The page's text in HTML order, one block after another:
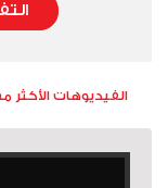
الفيديوهات